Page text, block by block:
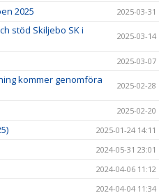
2025 2025-03-31
stöd Skiljebo SK i
2025-03-14
2025-03-07
kommer genomföra
2025-02-28
2025-02-20
2025-01-24 14:11
2024-05-31 23:01
2024-04-06 11:12
2024-04-04 11:34